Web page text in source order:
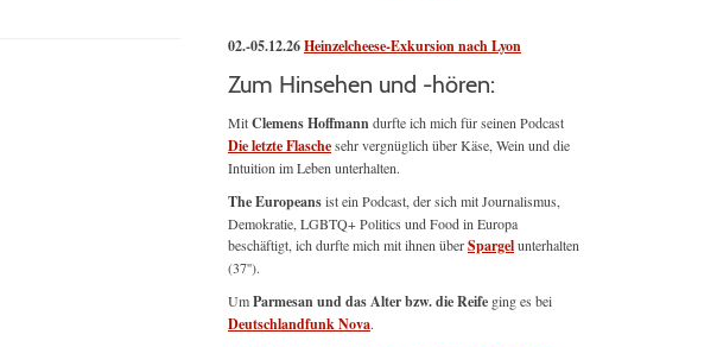
02.-05.12.26Heinzelcheese-Exkursion nach Lyon
Zum Hinsehen und -hören:
MitClemens Hoffmanndurfte ich mich für seinen Podcast
Die letzte Flaschesehr vergnüglich über Käse, Wein und die
Intuition im Leben unterhalten.
The Europeansist ein Podcast, der sich mit Journalismus,
Demokratie, LGBTQ+ Politics und Food in Europa
beschäftigt, ich durfte mich mit ihnen überSpargelunterhalten
(37'').
UmParmesan und das Alter bzw. die Reife ging es bei
Deutschlandfunk Nova.